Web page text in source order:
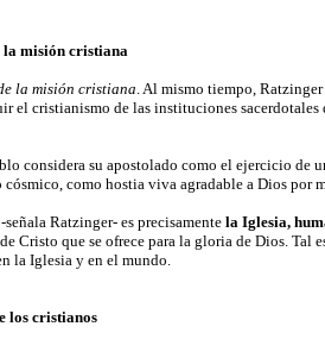
la misión cristiana
la misión cristiana. Al mismo tiempo,
el cristianismo de las instituciones
considera su apostolado como el ejercicio
como hostia viva agradable a Dios por
Ratzinger- es precisamentela Iglesia,
Cristo que se ofrece para la gloria de Dios.
la Iglesia y en el mundo.
los cristianos